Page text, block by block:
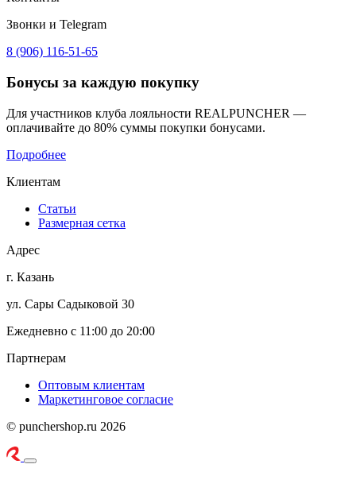
Звонки и Telegram
8 (906) 116-51-65
Бонусы за каждую покупку
Для участников клуба лояльности REALPUNCHER —
оплачивайте до 80% суммы покупки бонусами.
Подробнее
Клиентам
Статьи
Размерная сетка
Адрес
г. Казань
ул. Сары Садыковой 30
Ежедневно с 11:00 до 20:00
Партнерам
Оптовым клиентам
Маркетинговое согласие
© punchershop.ru 2026